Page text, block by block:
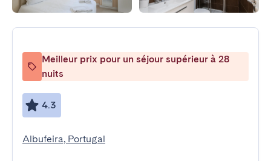
Meilleur prix pour un séjour supérieur à 28
nuits
4.3
Albufeira, Portugal